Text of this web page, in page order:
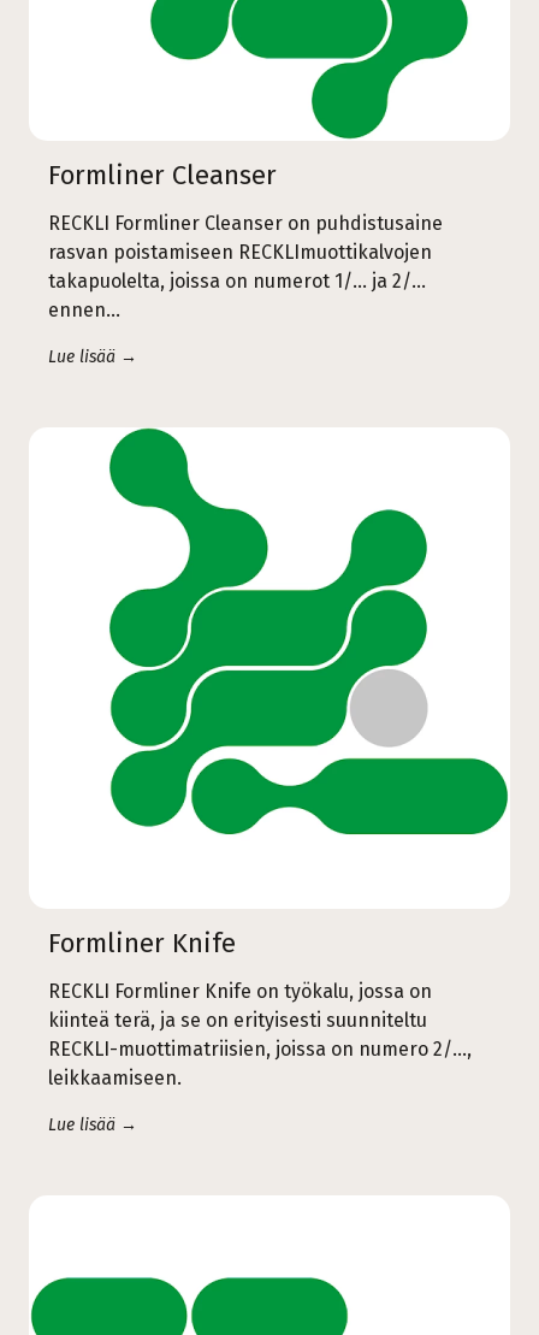
Formliner Cleanser
RECKLI Formliner Cleanser on puhdistusaine
rasvan poistamiseen RECKLImuottikalvojen
takapuolelta, joissa on numerot 1/... ja 2/...
ennen…
Lue lisää →
Formliner Knife
RECKLI Formliner Knife on työkalu, jossa on
kiinteä terä, ja se on erityisesti suunniteltu
RECKLI-muottimatriisien, joissa on numero 2/...,
leikkaamiseen.
Lue lisää →